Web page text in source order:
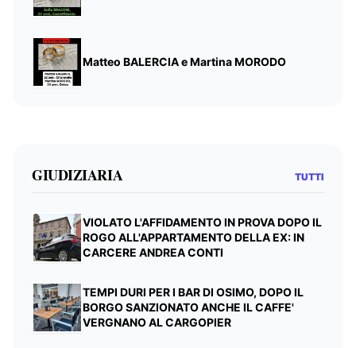
Matteo BALERCIA e Martina MORODO
GIUDIZIARIA TUTTI
VIOLATO L'AFFIDAMENTO IN PROVA DOPO IL
ROGO ALL'APPARTAMENTO DELLA EX: IN
CARCERE ANDREA CONTI
TEMPI DURI PER I BAR DI OSIMO, DOPO IL
BORGO SANZIONATO ANCHE IL CAFFE'
VERGNANO AL CARGOPIER